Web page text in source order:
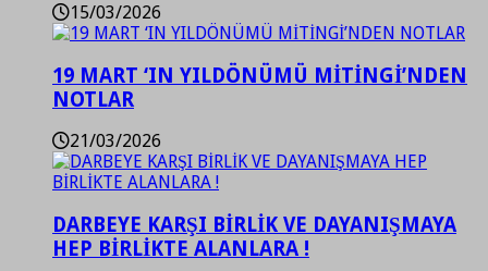
15/03/2026
19 MART ‘IN YILDÖNÜMÜ MİTİNGİ’NDEN
NOTLAR
21/03/2026
DARBEYE KARŞI BİRLİK VE DAYANIŞMAYA
HEP BİRLİKTE ALANLARA !